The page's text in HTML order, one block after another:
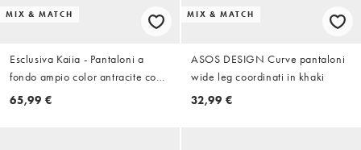
MIX & MATCH
Esclusiva Kaiia - Pantaloni a
fondo ampio color antracite con
doppia fascia in vita in
65,99 €
MIX & MATCH
ASOS DESIGN Curve pantaloni
wide leg coordinati in khaki
32,99 €